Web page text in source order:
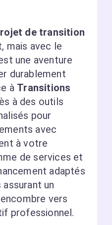
de transition
mais avec le
une aventure
durablement
à Transitions
à des outils
pour
avec
à votre
de services et
adaptés
un
vers
professionnel.